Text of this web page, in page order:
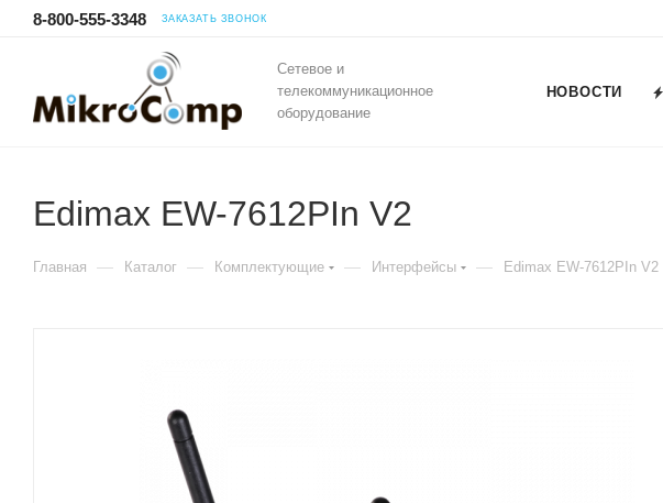
8-800-555-3348 ЗАКАЗАТЬ ЗВОНОК
Сетевое и
телекоммуникационное
оборудование
НОВОСТИ
Edimax EW-7612PIn V2
Главная — Каталог — Комплектующие — Интерфейсы — Edimax EW-7612PIn V2